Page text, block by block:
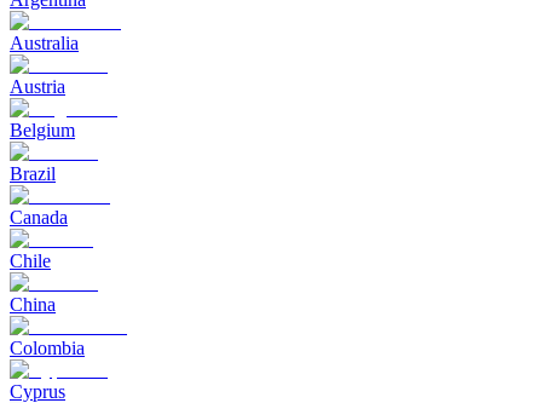
Australia
Austria
Belgium
Brazil
Canada
Chile
China
Colombia
Cyprus